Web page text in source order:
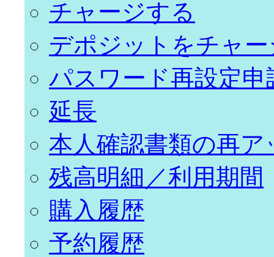
チャージする
デポジットをチャ
パスワード再設定申
延長
本人確認書類の再ア
残高明細／利用期間
購入履歴
予約履歴